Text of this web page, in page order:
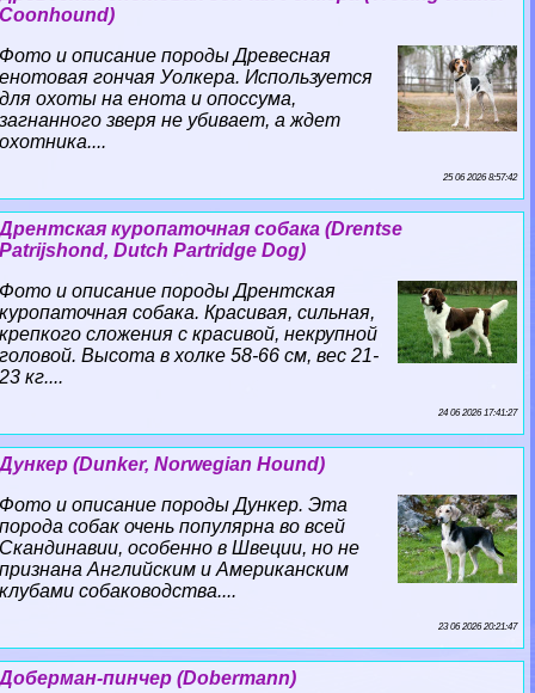
Coonhound)
Фото и описание породы Древесная
енотовая гончая Уолкера. Используется
для охоты на енота и опоссума,
загнанного зверя не убивает, а ждет
охотника....
25 06 2026 8:57:42
Дрентская куропаточная собака (Drentse
Patrijshond, Dutch Partridge Dog)
Фото и описание породы Дрентская
куропаточная собака. Красивая, сильная,
крепкого сложения с красивой, некрупной
головой. Высота в холке 58-66 см, вес 21-
23 кг....
24 06 2026 17:41:27
Дункер (Dunker, Norwegian Hound)
Фото и описание породы Дункер. Эта
порода собак очень популярна во всей
Скандинавии, особенно в Швеции, но не
признана Английским и Американским
клубами собаководства....
23 06 2026 20:21:47
Доберман-пинчер (Dobermann)